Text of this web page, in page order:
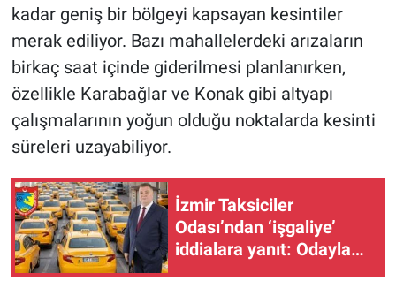
kadar geniş bir bölgeyi kapsayan kesintiler
merak ediliyor. Bazı mahallelerdeki arızaların
birkaç saat içinde giderilmesi planlanırken,
özellikle Karabağlar ve Konak gibi altyapı
çalışmalarının yoğun olduğu noktalarda kesinti
süreleri uzayabiliyor.
İzmir Taksiciler
Odası’ndan ‘işgaliye’
iddialara yanıt: Odayla